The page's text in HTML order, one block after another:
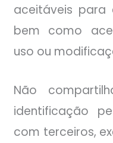
aceitáveis para
bem como
uso ou
Não
identificação
com terceiros,